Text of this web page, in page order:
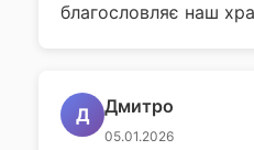
благословляє наш
Д Дмитро
05.01.2026